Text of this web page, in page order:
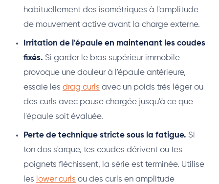
habituellement des isométriques à l'amplitude
de mouvement active avant la charge externe.
Irritation de l'épaule en maintenant les coudes
fixés. Si garder le bras supérieur immobile
provoque une douleur à l'épaule antérieure,
essaie les drag curls avec un poids très léger ou
des curls avec pause chargée jusqu'à ce que
l'épaule soit évaluée.
Perte de technique stricte sous la fatigue. Si
ton dos s'arque, tes coudes dérivent ou tes
poignets fléchissent, la série est terminée. Utilise
les lower curls ou des curls en amplitude